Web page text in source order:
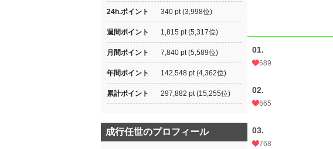
01.
689
02.
665
03.
768
24h.ポイント 340 pt (3,998位)
週間ポイント 1,815 pt (5,317位)
月間ポイント 7,840 pt (5,589位)
年間ポイント 142,548 pt (4,362位)
累計ポイント 297,882 pt (15,255位)
成行任世のプロフィール